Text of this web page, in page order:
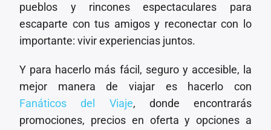
pueblos y rincones espectaculares para
escaparte con tus amigos y reconectar con lo
importante: vivir experiencias juntos.
Y para hacerlo más fácil, seguro y accesible, la
mejor manera de viajar es hacerlo con
Fanáticos del Viaje, donde encontrarás
promociones, precios en oferta y opciones a